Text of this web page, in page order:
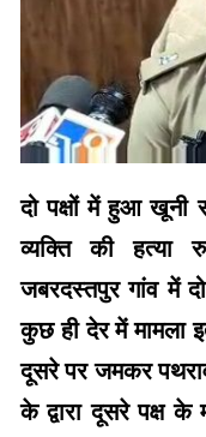
दो पक्षों में हुआ खूनी
व्यक्ति की हत्या
जबरदस्तपुर गांव में
कुछ ही देर में मामला
दूसरे पर जमकर
के द्वारा दूसरे पक्ष